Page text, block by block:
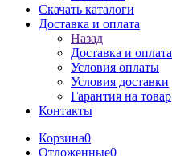
Скачать каталоги
Доставка и оплата
Назад
Доставка и оплата
Условия оплаты
Условия доставки
Гарантия на товар
Контакты
Корзина0
Отложенные0